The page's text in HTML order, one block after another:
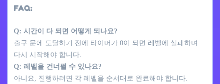
FAQ:
Q: 시간이 다 되면 어떻게 되나요?
출구 문에 도달하기 전에 타이머가 0이 되면 레벨에 실패하며
다시 시작해야 합니다.
Q: 레벨을 건너뛸 수 있나요?
아니요, 진행하려면 각 레벨을 순서대로 완료해야 합니다.